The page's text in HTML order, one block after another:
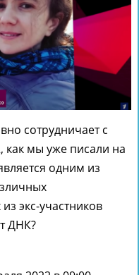
сотрудничает с
мы уже писали на
одним из
экс-участников
ДНК?